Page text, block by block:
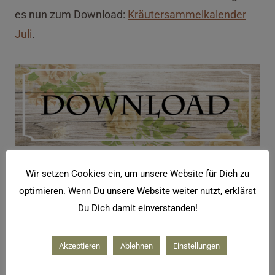
es nun zum Download: Kräutersammelkalender
Juli.
Aber das wichtigste ist nun, dass wir den Sommer
genießen und es uns gut gehen lassen! Was sind
eure Lieblingsrezepte für den Sommer? Oder
welche Rezepte würdet ihr mal gerne
ausprobieren? Ich freue mich von euch zu hören,
Wir setzen Cookies ein, um unsere Website für Dich zu
optimieren. Wenn Du unsere Website weiter nutzt, erklärst
Du Dich damit einverstanden!
Akzeptieren Ablehnen Einstellungen